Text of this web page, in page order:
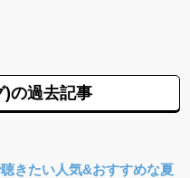
)の過去記事
きたい人気&おすすめな夏